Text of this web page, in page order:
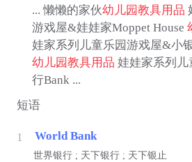
... 懒懒的家伙幼儿园教具用品
游戏屋&娃娃家Moppet House
娃家系列儿童乐园游戏屋&小
幼儿园教具用品 娃娃家系列
行Bank ...
短语
1 World Bank
世界银行 ; 天下银行 ; 天下银止